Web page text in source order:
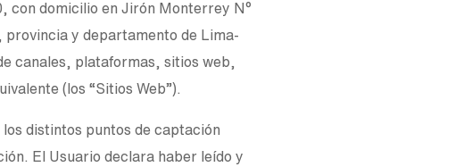
con domicilio en Jirón Monterrey N°
y departamento de Lima-
canales, plataformas, sitios web,
(los “Sitios Web”).
distintos puntos de captación
El Usuario declara haber leído y